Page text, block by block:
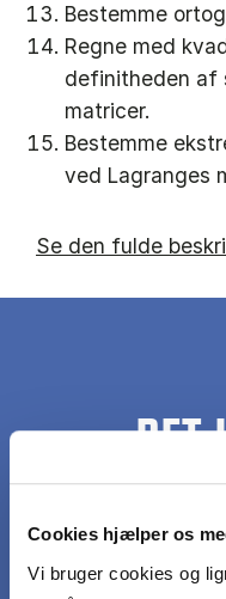
Cookies hjælper os
Vi bruger cookies og
Bestemme
Regne med
definitheden af
matricer.
Bestemme
ved Lagranges
Se den fulde
DET
Kunne anvende